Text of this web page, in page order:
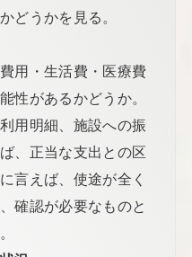
どうかを見る。
用・生活費・医療費
性があるかどうか。
用明細、施設への振
、正当な支出との区
言えば、使途が全く
確認が必要なものと